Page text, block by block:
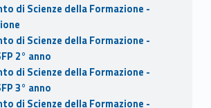
di Scienze della Formazione -
di Scienze della Formazione -
2° anno
di Scienze della Formazione -
3° anno
di Scienze della Formazione -